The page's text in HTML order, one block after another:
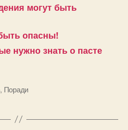
могут быть
опасны!
нужно знать о пасте
, Поради